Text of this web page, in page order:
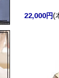
22,000円(